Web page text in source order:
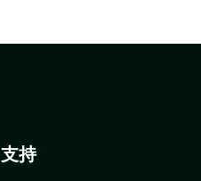
支持